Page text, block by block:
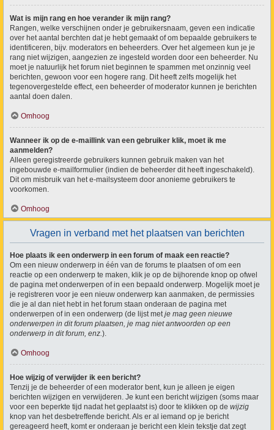
Wat is mijn rang en hoe verander ik mijn rang?
Rangen, welke verschijnen onder je gebruikersnaam, geven een indicatie
over het aantal berchten dat je hebt gemaakt of om bepaalde gebruikers te
identificeren, bijv. moderators en beheerders. Over het algemeen kun je je
rang niet wijzigen, aangezien ze ingesteld worden door een beheerder. Nu
moet je natuurlijk het forum niet beginnen te spammen met onzinnig veel
berichten, gewoon voor een hogere rang. Dit heeft zelfs mogelijk het
tegenovergestelde effect, een beheerder of moderator kunnen je berichten
aantal doen dalen.
Omhoog
Wanneer ik op de e-maillink van een gebruiker klik, moet ik me
aanmelden?
Alleen geregistreerde gebruikers kunnen gebruik maken van het
ingebouwde e-mailformulier (indien de beheerder dit heeft ingeschakeld).
Dit om misbruik van het e-mailsysteem door anonieme gebruikers te
voorkomen.
Omhoog
Vragen in verband met het plaatsen van berichten
Hoe plaats ik een onderwerp in een forum of maak een reactie?
Om een nieuw onderwerp in één van de forums te plaatsen of om een
reactie op een onderwerp te maken, klik je op de bijhorende knop op ofwel
de pagina met onderwerpen of in een bepaald onderwerp. Mogelijk moet je
je registreren voor je een nieuw onderwerp kan aanmaken, de permissies
die je al dan niet hebt in het forum staan onderaan de pagina met
onderwerpen of in een onderwerp (de lijst metje mag geen nieuwe
onderwerpen in dit forum plaatsen, je mag niet antwoorden op een
onderwerp in dit forum, enz.).
Omhoog
Hoe wijzig of verwijder ik een bericht?
Tenzij je de beheerder of een moderator bent, kun je alleen je eigen
berichten wijzigen en verwijderen. Je kunt een bericht wijzigen (soms maar
voor een beperkte tijd nadat het geplaatst is) door te klikken op de wijzig
knop van het desbetreffende bericht. Als er al iemand op je bericht
gereageerd heeft, komt er onderaan je bericht een klein tekstje dat zegt